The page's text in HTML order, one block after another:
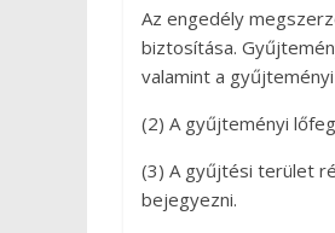
Az engedély
biztosítása.
valamint a
(2) A gyűjteményi
(3) A gyűjtési terület
bejegyezni.